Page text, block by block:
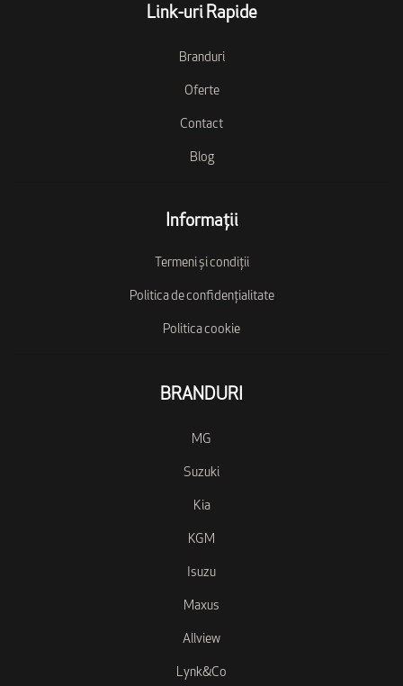
Link-uri Rapide
Branduri
Oferte
Contact
Blog
Informații
Termeni și condiții
Politica de confidențialitate
Politica cookie
BRANDURI
MG
Suzuki
Kia
KGM
Isuzu
Maxus
Allview
Lynk&Co